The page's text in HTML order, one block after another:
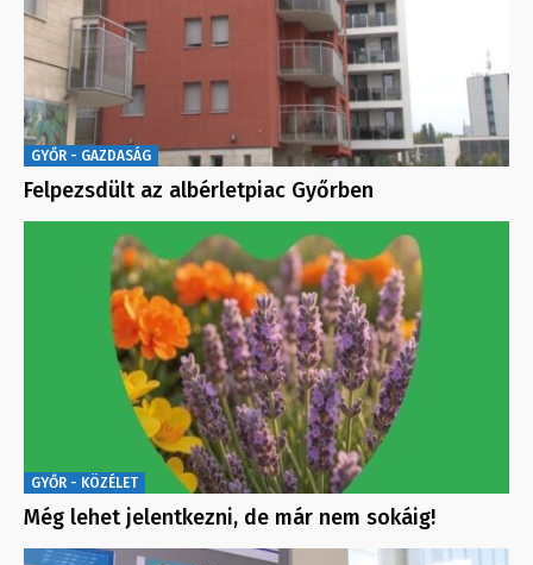
GYŐR - GAZDASÁG
Felpezsdült az albérletpiac Győrben
GYŐR - KÖZÉLET
Még lehet jelentkezni, de már nem sokáig!